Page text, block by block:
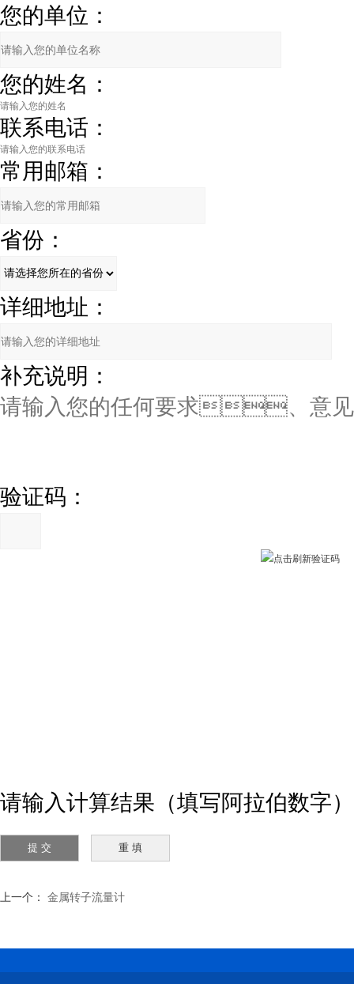
您的单位：
您的姓名：
联系电话：
常用邮箱：
省份：
详细地址：
补充说明：
验证码：
请输入计算结果（填写阿拉伯数字）
上一个： 金属转子流量计